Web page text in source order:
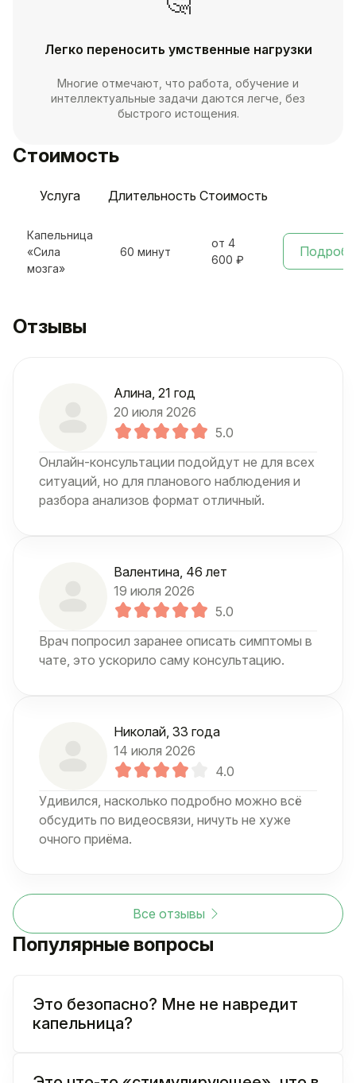
Легко переносить умственные нагрузки
Многие отмечают, что работа, обучение и
интеллектуальные задачи даются легче, без
быстрого истощения.
Стоимость
Услуга Длительность Стоимость
Капельница
«Сила
мозга»
60 минут
от 4
600 ₽
Отзывы
Алина, 21 год
20 июля 2026
5.0
Онлайн-консультации подойдут не для всех
ситуаций, но для планового наблюдения и
разбора анализов формат отличный.
Валентина, 46 лет
19 июля 2026
5.0
Врач попросил заранее описать симптомы в
чате, это ускорило саму консультацию.
Николай, 33 года
14 июля 2026
4.0
Удивился, насколько подробно можно всё
обсудить по видеосвязи, ничуть не хуже
очного приёма.
Все отзывы
Популярные вопросы
Это безопасно? Мне не навредит
капельница?